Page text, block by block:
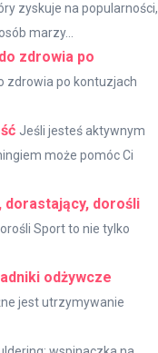
zyskuje na popularności,
marzy...
zdrowia po
zdrowia po kontuzjach
Jeśli jesteś aktywnym
może pomóc Ci
dorastający, dorośli
Sport to nie tylko
odżywcze
jest utrzymywanie